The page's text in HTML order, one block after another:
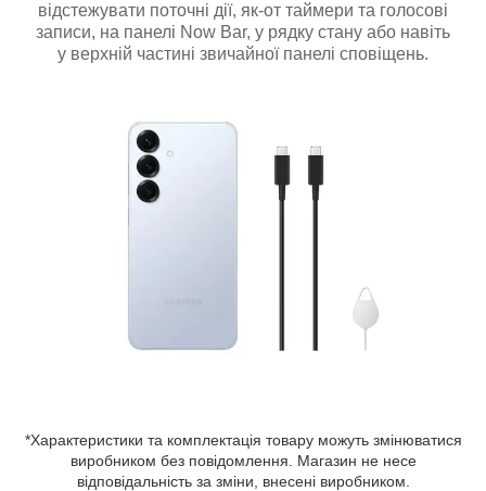
відстежувати поточні дії, як-от таймери та голосові
записи, на панелі Now Bar, у рядку стану або навіть
у верхній частині звичайної панелі сповіщень.
*Характеристики та комплектація товару можуть змінюватися
виробником без повідомлення. Магазин не несе
відповідальність за зміни, внесені виробником.